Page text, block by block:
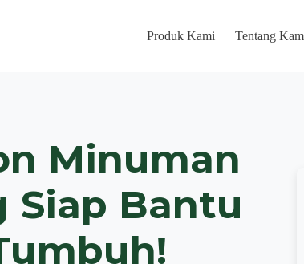
Produk Kami Tentang
Minuman
Siap Bantu